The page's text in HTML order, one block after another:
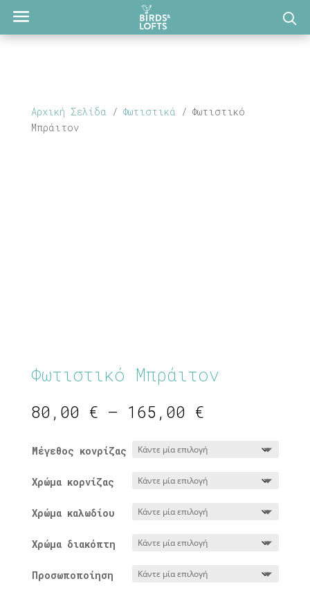
Αρχική Σελίδα / Φωτιστικά / Φωτιστικό
Μπράιτον
Φωτιστικό Μπράιτον
80,00 € – 165,00 €Price
80,00 €
through
165,00 €
Μέγεθος κονρίζας
Χρώμα κορνίζας
Χρώμα καλωδίου
Χρώμα διακόπτη
Προσωποποίηση